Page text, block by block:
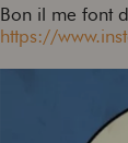
Bon il me font
https://